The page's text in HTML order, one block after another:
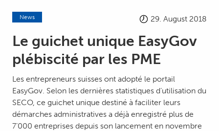
News 29. August 2018
Le guichet unique EasyGov
plébiscité par les PME
Les entrepreneurs suisses ont adopté le portail
EasyGov. Selon les dernières statistiques d’utilisation du
SECO, ce guichet unique destiné à faciliter leurs
démarches administratives a déjà enregistré plus de
7’000 entreprises depuis son lancement en novembre